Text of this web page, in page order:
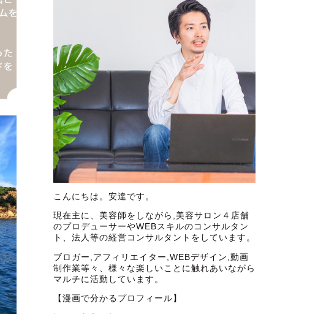
こんにちは。安達です。
現在主に、美容師をしながら,美容サロン４店舗
のプロデューサーやWEBスキルのコンサルタン
ト、法人等の経営コンサルタントをしています。
ブロガー,アフィリエイター,WEBデザイン,動画
制作業等々、様々な楽しいことに触れあいながら
マルチに活動しています。
【漫画で分かるプロフィール】